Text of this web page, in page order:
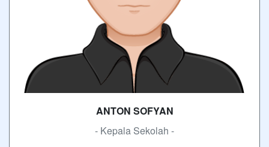
ANTON SOFYAN
- Kepala Sekolah -